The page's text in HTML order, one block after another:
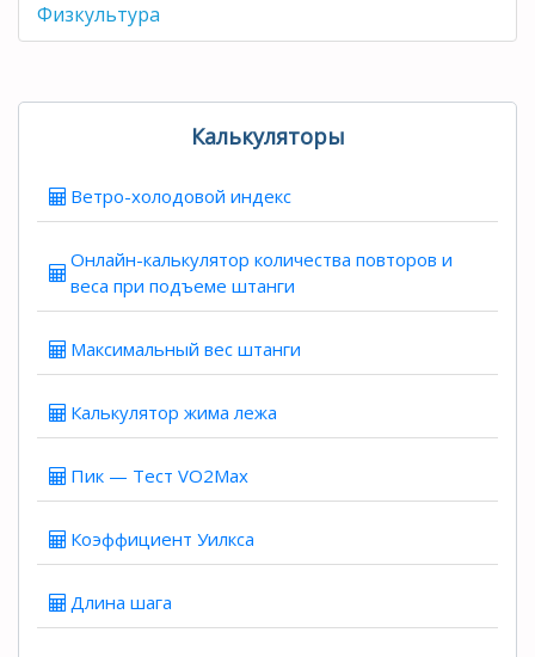
Физкультура
Калькуляторы
Ветро-холодовой индекс
Онлайн-калькулятор количества повторов и
веса при подъеме штанги
Максимальный вес штанги
Калькулятор жима лежа
Пик — Тест VO2Max
Коэффициент Уилкса
Длина шага